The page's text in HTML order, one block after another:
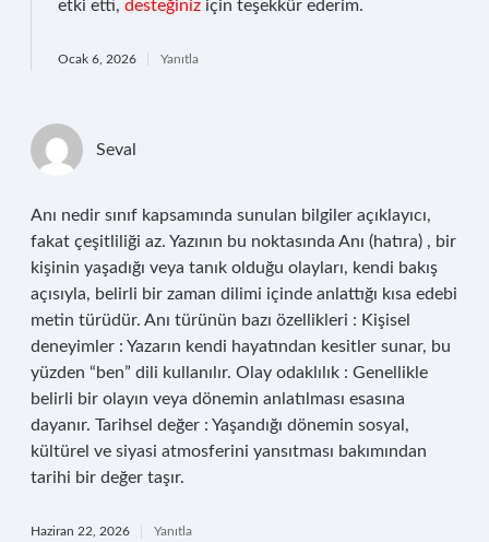
etki etti, desteğiniz için teşekkür ederim.
Ocak 6, 2026 Yanıtla
Seval
Anı nedir sınıf kapsamında sunulan bilgiler açıklayıcı,
fakat çeşitliliği az. Yazının bu noktasında Anı (hatıra) , bir
kişinin yaşadığı veya tanık olduğu olayları, kendi bakış
açısıyla, belirli bir zaman dilimi içinde anlattığı kısa edebi
metin türüdür. Anı türünün bazı özellikleri : Kişisel
deneyimler : Yazarın kendi hayatından kesitler sunar, bu
yüzden “ben” dili kullanılır. Olay odaklılık : Genellikle
belirli bir olayın veya dönemin anlatılması esasına
dayanır. Tarihsel değer : Yaşandığı dönemin sosyal,
kültürel ve siyasi atmosferini yansıtması bakımından
tarihi bir değer taşır.
Haziran 22, 2026 Yanıtla